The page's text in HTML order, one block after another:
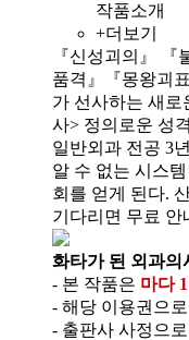
작품소개
+더보기
『신성괴의』 『
품격』『몽왕괴
가 선사하는 새로
사> 정의로운 성
일반외과 전공 3
알 수 없는 시스
회를 얻게 된다.
기다리면 무료 안
화타가 된 외과의
- 본 작품은 마다
- 해당 이용권으
- 출판사 사정으